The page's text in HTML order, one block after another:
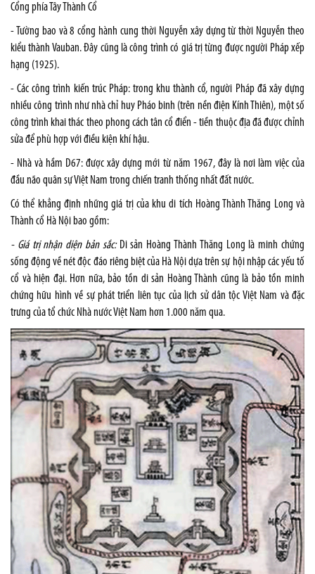
Cổng phía Tây Thành Cổ
- Tường bao và 8 cổng hành cung thời Nguyễn xây dựng từ thời Nguyễn theo
kiểu thành Vauban. Đây cũng là công trình có giá trị từng được người Pháp xếp
hạng (1925).
- Các công trình kiến trúc Pháp: trong khu thành cổ, người Pháp đã xây dựng
nhiều công trình như nhà chỉ huy Pháo binh (trên nền điện Kính Thiên), một số
công trình khai thác theo phong cách tân cổ điển - tiền thuộc địa đã được chỉnh
sửa để phù hợp với điều kiện khí hậu.
- Nhà và hầm D67: được xây dựng mới từ năm 1967, đây là nơi làm việc của
đầu não quân sự Việt Nam trong chiến tranh thống nhất đất nước.
Có thể khẳng định những giá trị của khu di tích Hoàng Thành Thăng Long và
Thành cổ Hà Nội bao gồm:
- Giá trị nhận diện bản sắc:Di sản Hoàng Thành Thăng Long là minh chứng
sống động về nét độc đáo riêng biệt của Hà Nội dựa trên sự hội nhập các yếu tố
cổ và hiện đại. Hơn nữa, bảo tồn di sản Hoàng Thành cũng là bảo tồn minh
chứng hữu hình về sự phát triển liên tục của lịch sử dân tộc Việt Nam và đặc
trưng của tổ chức Nhà nước Việt Nam hơn 1.000 năm qua.